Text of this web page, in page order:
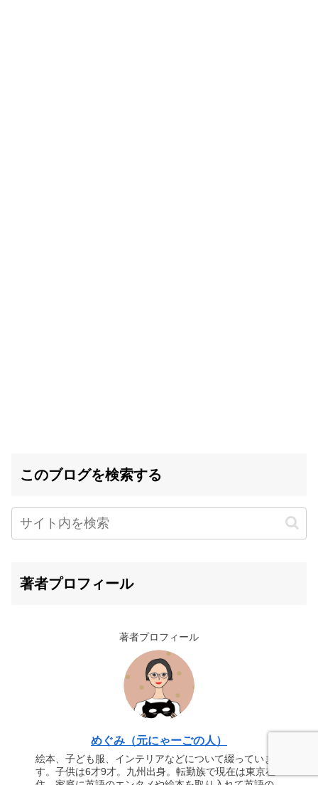
このブログを検索する
著者プロフィール
著者プロフィール
めぐみ（元にゃーごの人）
絵本、子ども服、インテリアなどについて綴っていま
す。子供は6才9才。九州出身。転勤族で現在は東京在